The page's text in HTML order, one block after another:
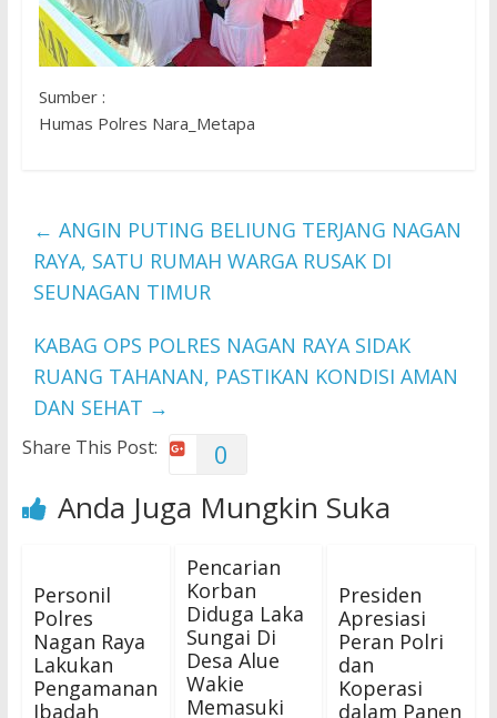
Sumber :
Humas Polres Nara_Metapa
← ANGIN PUTING BELIUNG TERJANG NAGAN
RAYA, SATU RUMAH WARGA RUSAK DI
SEUNAGAN TIMUR
KABAG OPS POLRES NAGAN RAYA SIDAK
RUANG TAHANAN, PASTIKAN KONDISI AMAN
DAN SEHAT →
Share This Post: 0
Anda Juga Mungkin Suka
Personil
Polres
Nagan Raya
Lakukan
Pengamanan
Ibadah
Pencarian
Korban
Diduga Laka
Sungai Di
Desa Alue
Wakie
Memasuki
Presiden
Apresiasi
Peran Polri
dan
Koperasi
dalam Panen